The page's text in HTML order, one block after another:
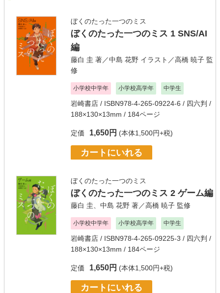
ぼくのたった一つのミス
ぼくのたった一つのミス 1 SNS/AI
編
藤白 圭 著／中島 花野 イラスト／高橋 暁子 監
修
小学校中学年 小学校高学年 中学生
岩崎書店 / ISBN978-4-265-09224-6 / 四六判 /
188×130×13mm / 184ページ
定価 1,650円 (本体1,500円+税)
カートにいれる
ぼくのたった一つのミス
ぼくのたった一つのミス 2 ゲーム編
藤白 圭 中島 花野 著／高橋 暁子 監修
小学校中学年 小学校高学年 中学生
岩崎書店 / ISBN978-4-265-09225-3 / 四六判 /
188×130×13mm / 184ページ
定価 1,650円 (本体1,500円+税)
カートにいれる